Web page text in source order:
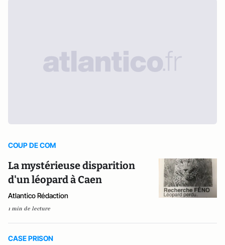
COUP DE COM
La mystérieuse disparition
d'un léopard à Caen
Atlantico Rédaction
1 min de lecture
CASE PRISON